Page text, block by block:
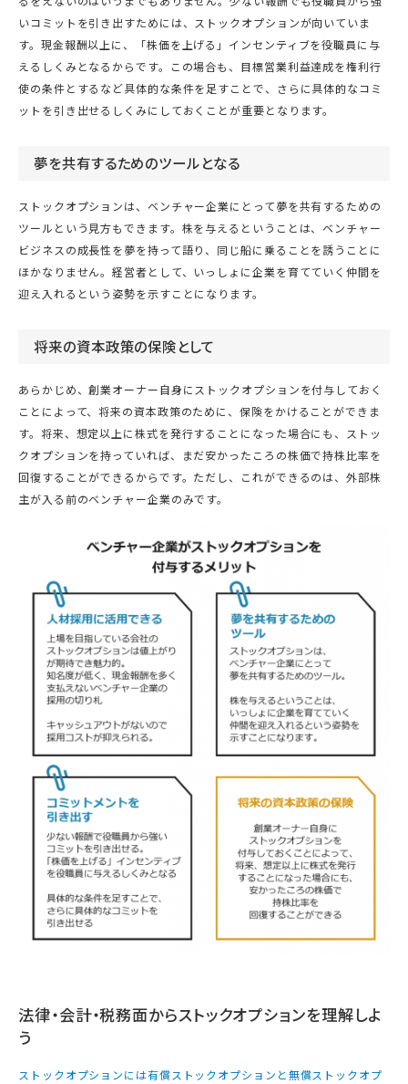
いコミットを引き出すためには、ストックオプションが向いていま
す。現金報酬以上に、「株価を上げる」インセンティブを役職員に与
えるしくみとなるからです。この場合も、目標営業利益達成を権利行
使の条件とするなど具体的な条件を足すことで、さらに具体的なコミ
ットを引き出せるしくみにしておくことが重要となります。
夢を共有するためのツールとなる
ストックオプションは、ベンチャー企業にとって夢を共有するための
ツールという見方もできます。株を与えるということは、ベンチャー
ビジネスの成長性を夢を持って語り、同じ船に乗ることを誘うことに
ほかなりません。経営者として、いっしょに企業を育てていく仲間を
迎え入れるという姿勢を示すことになります。
将来の資本政策の保険として
あらかじめ、創業オーナー自身にストックオプションを付与しておく
ことによって、将来の資本政策のために、保険をかけることができま
す。将来、想定以上に株式を発行することになった場合にも、ストッ
クオプションを持っていれば、まだ安かったころの株価で持株比率を
回復することができるからです。ただし、これができるのは、外部株
主が入る前のベンチャー企業のみです。
法律・会計・税務面からストックオプションを理解しよ
う
ストックオプションには有償ストックオプションと無償ストックオプ